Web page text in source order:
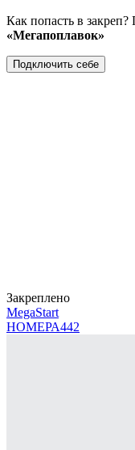
Как попасть в
«Мегапоплавок»
Подключить себе
Закреплено
MegaStart
НОМЕРА442